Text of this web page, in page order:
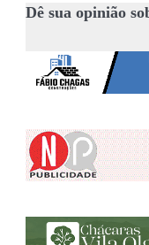
Dê sua opinião